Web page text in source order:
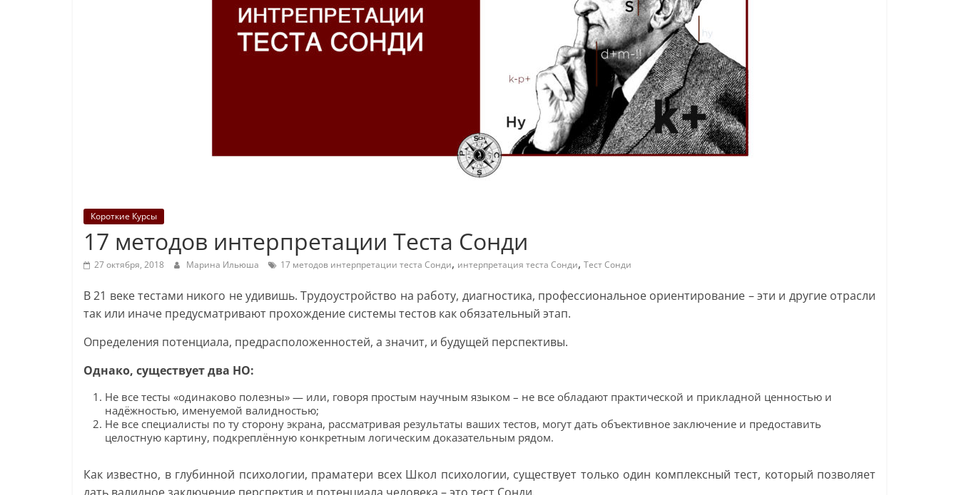
Короткие Курсы
17 методов интерпретации Теста Сонди
27 октября, 2018 Марина Ильюша 17 методов интерпретации теста Сонди, интерпретация теста Сонди, Тест Сонди
В 21 веке тестами никого не удивишь. Трудоустройство на работу, диагностика, профессиональное ориентирование – эти и другие отрасли
так или иначе предусматривают прохождение системы тестов как обязательный этап.
Определения потенциала, предрасположенностей, а значит, и будущей перспективы.
Однако, существует два НО:
Не все тесты «одинаково полезны» — или, говоря простым научным языком – не все обладают практической и прикладной ценностью и
надёжностью, именуемой валидностью;
Не все специалисты по ту сторону экрана, рассматривая результаты ваших тестов, могут дать объективное заключение и предоставить
целостную картину, подкреплённую конкретным логическим доказательным рядом.
Как известно, в глубинной психологии, праматери всех Школ психологии, существует только один комплексный тест, который позволяет